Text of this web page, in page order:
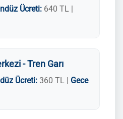
Ücreti: 640 TL |
- Tren Garı
Ücreti: 360 TL | Gece